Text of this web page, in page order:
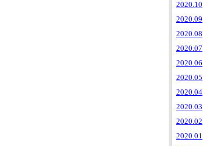
2020.10
2020.09
2020.08
2020.07
2020.06
2020.05
2020.04
2020.03
2020.02
2020.01